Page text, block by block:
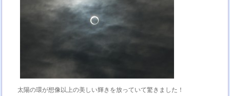
太陽の環が想像以上の美しい輝きを放っていて驚きました！